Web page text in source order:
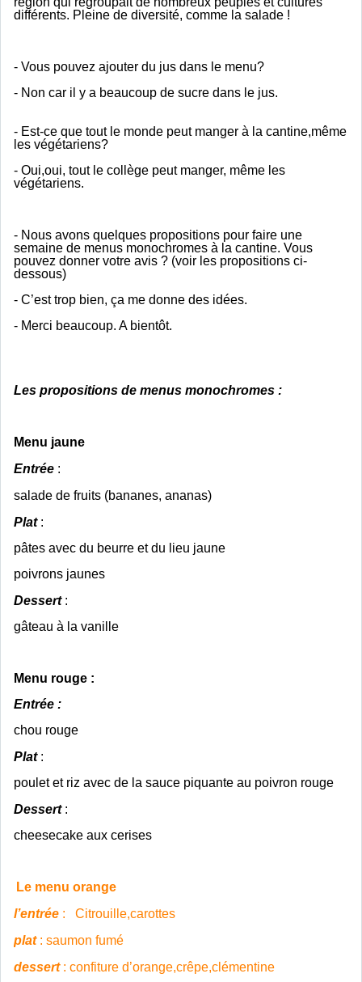
différents. Pleine de diversité, comme la salade !
- Vous pouvez ajouter du jus dans le menu?
- Non car il y a beaucoup de sucre dans le jus.
- Est-ce que tout le monde peut manger à la cantine,même
les végétariens?
- Oui,oui, tout le collège peut manger, même les
végétariens.
- Nous avons quelques propositions pour faire une
semaine de menus monochromes à la cantine. Vous
pouvez donner votre avis ? (voir les propositions ci-
dessous)
- C’est trop bien, ça me donne des idées.
- Merci beaucoup. A bientôt.
Les propositions de menus monochromes :
Menu jaune
Entrée :
salade de fruits (bananes, ananas)
Plat :
pâtes avec du beurre et du lieu jaune
poivrons jaunes
Dessert :
gâteau à la vanille
Menu rouge :
Entrée :
chou rouge
Plat :
poulet et riz avec de la sauce piquante au poivron rouge
Dessert :
cheesecake aux cerises
Le menu orange
l’entrée : Citrouille,carottes
plat : saumon fumé
dessert : confiture d’orange,crêpe,clémentine